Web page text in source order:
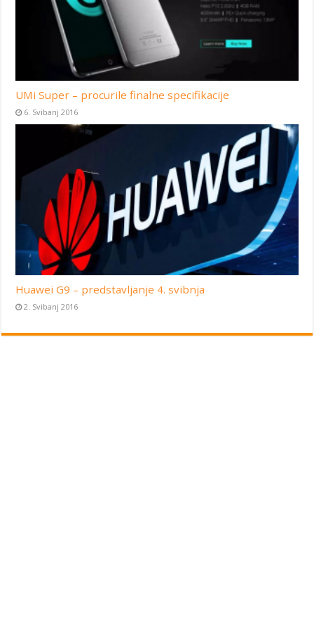
UMi Super – procurile finalne specifikacije
6. Svibanj 2016
Huawei G9 – predstavljanje 4. svibnja
2. Svibanj 2016